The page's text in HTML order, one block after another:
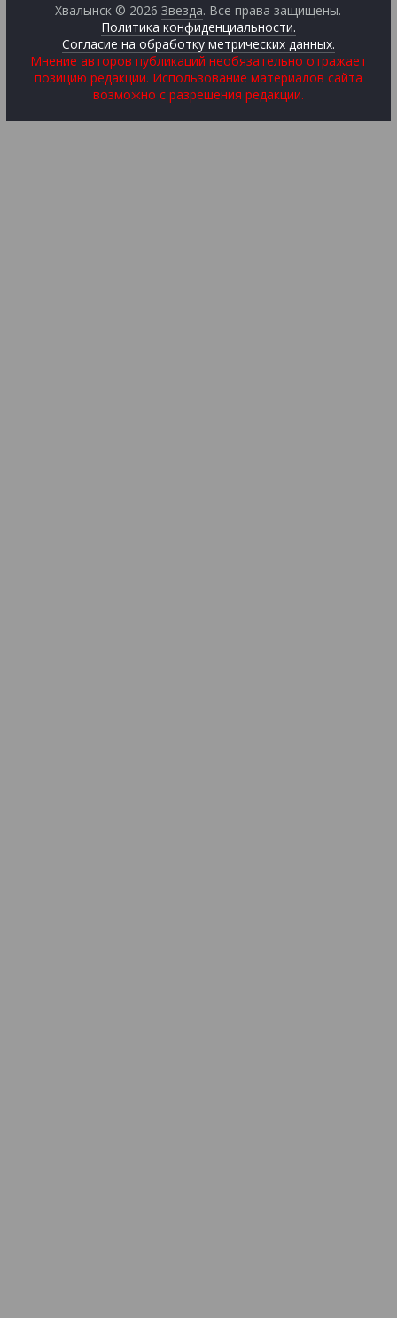
Хвалынск © 2026Звезда. Все права защищены.
Политика конфиденциальности.
Согласие на обработку метрических данных.
Мнение авторов публикаций необязательно отражает
позицию редакции. Использование материалов сайта
возможно с разрешения редакции.